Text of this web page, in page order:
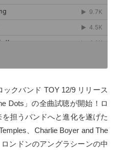
クバンド TOY 12/9 リリース
Dots」の全曲試聴が開始！ロ
担うバンドへと進化を遂げた
、Charlie Boyer and The
ンドンのアングラシーンの中